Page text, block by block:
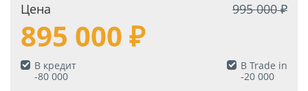
Цена 995 000
895 000
В кредит
-80 000
В Trade in
-20 000